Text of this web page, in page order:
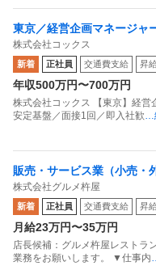
東京／経営企画マネージャ
面接1回／即入社歓迎
株式会社コックス
新着 正社員 交通費支給 昇
年収500万円〜700万円
株式会社コックス 【東京】経
安定基盤／面接1回／即入社歓
販売・サービス業（小売・
株式会社グルメ杵屋
新着 正社員 交通費支給 昇
月給23万円〜35万円
店長候補：グルメ杵屋レストラ
業務をお願いします。 ▼仕事内